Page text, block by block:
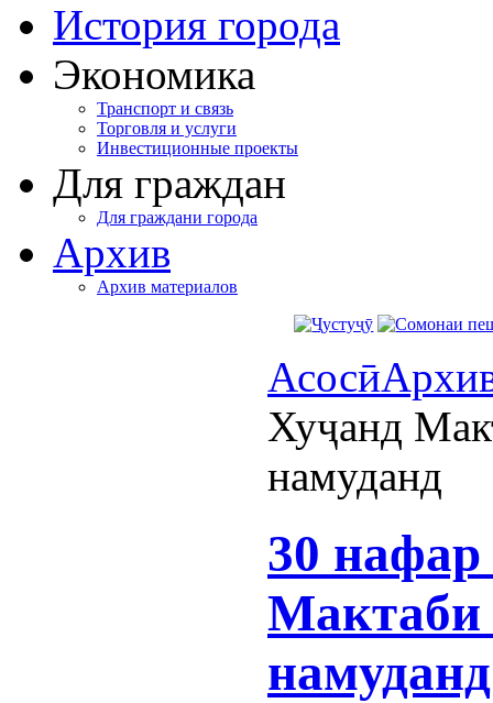
История города
Экономика
Транспорт и связь
Торговля и услуги
Инвестиционные проекты
Для граждан
Для граждани города
Архив
Архив материалов
Асосӣ
Хуҷанд
намуданд
30
Мактаби
намуданд